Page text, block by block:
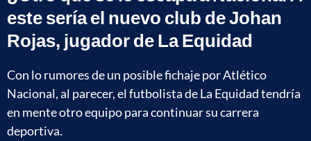
este sería el nuevo club de Johan
Rojas, jugador de La Equidad
Con lo rumores de un posible fichaje por Atlético
Nacional, al parecer, el futbolista de La Equidad tendría
en mente otro equipo para continuar su carrera
deportiva.